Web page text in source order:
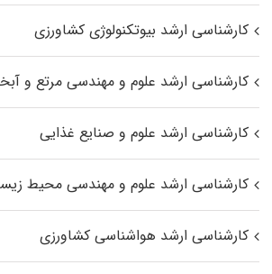
کارشناسی ارشد بیوتکنولوژی کشاورزی
کارشناسی ارشد علوم و مهندسی مرتع و
کارشناسی ارشد علوم و صنایع غذایی
کارشناسی ارشد علوم و مهندسی محیط
کارشناسی ارشد هواشناسی کشاورزی